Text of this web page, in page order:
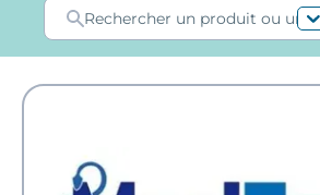
Annonces
La Centrale